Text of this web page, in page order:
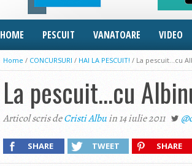
HOME PESCUIT VANATOARE VIDEO
Home / CONCURSURI / HAI LA PESCUIT! / La pescuit…cu
La pescuit…cu
Articol scris deCristi Albuin 14 iulie 2011
SHARE TWEET SHARE